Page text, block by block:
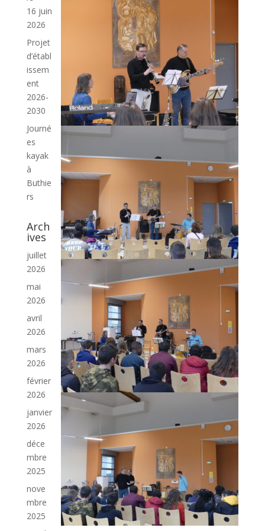
16 juin
2026
Projet
d’établ
issem
ent
2026-
2030
Journé
es
kayak
à
Buthie
rs
Arch
ives
juillet
2026
mai
2026
avril
2026
mars
2026
février
2026
janvier
2026
déce
mbre
2025
nove
mbre
2025